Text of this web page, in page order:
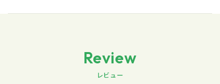
Review
レビュー